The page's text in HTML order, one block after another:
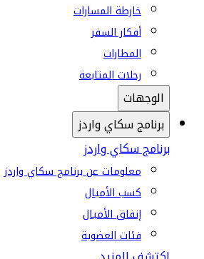
خارطة المسارات
أفكار السفر
المطارات
رحلات المتابعة
الوجهات
برنامج سكاي واردز
برنامج سكاي واردز
معلومات عن برنامج سكاي واردز
كسب الأميال
إنفاق الأميال
فئات العضوية